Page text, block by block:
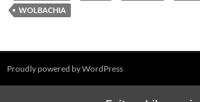
WOLBACHIA
Proudly powered by WordPress